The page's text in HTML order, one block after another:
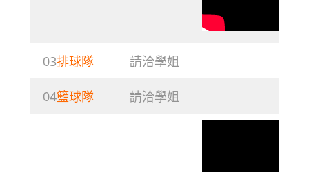
03排球隊 請洽學姐
04籃球隊 請洽學姐